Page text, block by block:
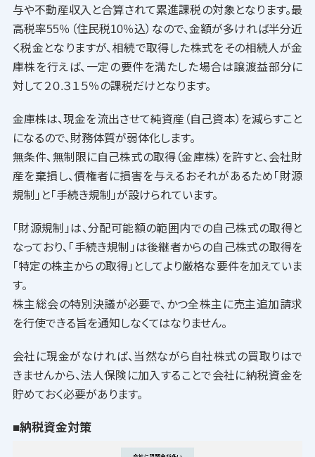
与や不動産収入と合算されて累進課税の対象となります。最
高税率55％（住民税10％込）なので、金額が多ければ半分近
く税金となりますが、相続で取得した株式をその相続人が金
庫株を行えば、一定の要件を満たした場合は譲渡益部分に
対して２０.３１５％の課税だけとなります。
金庫株は、現金を流出させて純資産（自己資本）を減らすこと
になるので、財務体質が弱体化します。
無条件、無制限に自己株式の取得（金庫株）を許すと、会社財
産を棄損し、債権者に損害を与えるおそれがあるため「財源
規制」と「手続き規制」が設けられています。
「財源規制」は、分配可能額の範囲内での自己株式の取得と
なっており、「手続き規制」は後継者からの自己株式の取得を
「特定の株主からの取得」としてより厳格な要件を加えていま
す。
株主総会の特別決議が必要で、かつ全株主に売主追加請求
を行使できる旨を通知しなくてはなりません。
会社に現金がなければ、当然ながら自社株式の買取りはで
きませんから、法人保険に加入することで会社に納税資金を
貯めておく必要があります。
■納税資金対策